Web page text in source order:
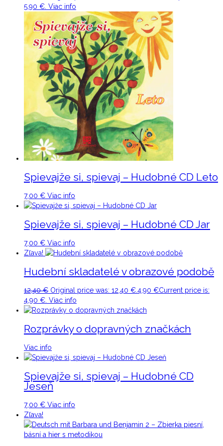
5,90 €. Viac info
Spievajže si, spievaj – Hudobné CD Leto
7,00 € Viac info
Spievajže si, spievaj – Hudobné CD Jar
7,00 € Viac info
Zľava!
Hudební skladatelé v obrazové podobě
12,40€ Original price was: 12,40 €.4,90 €Current price is:
4,90 €. Viac info
Rozprávky o dopravných značkách
Viac info
Spievajže si, spievaj – Hudobné CD
Jeseň
7,00 € Viac info
Zľava!